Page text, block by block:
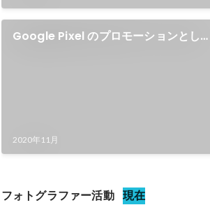
Google Pixel のプロモーションとして
2020年11月
フォトグラファー活動 現在